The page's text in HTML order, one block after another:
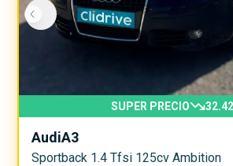
SUPER PRECIO 32.42
AudiA3
Sportback 1.4 Tfsi 125cv Ambition